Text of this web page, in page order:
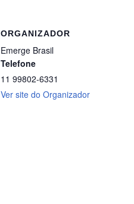
ORGANIZADOR
Emerge Brasil
Telefone
11 99802-6331
Ver site do Organizador